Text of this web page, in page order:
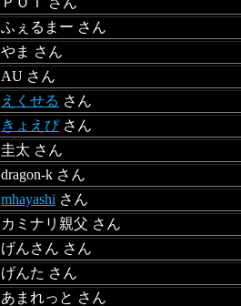
ふぇるまー さん
やま さん
AU さん
えくせる さん
きょえぴさん
圭太 さん
dragon-k さん
mhayashi さん
カミナリ親父 さん
げんさん さん
げんた さん
あまれっと さん